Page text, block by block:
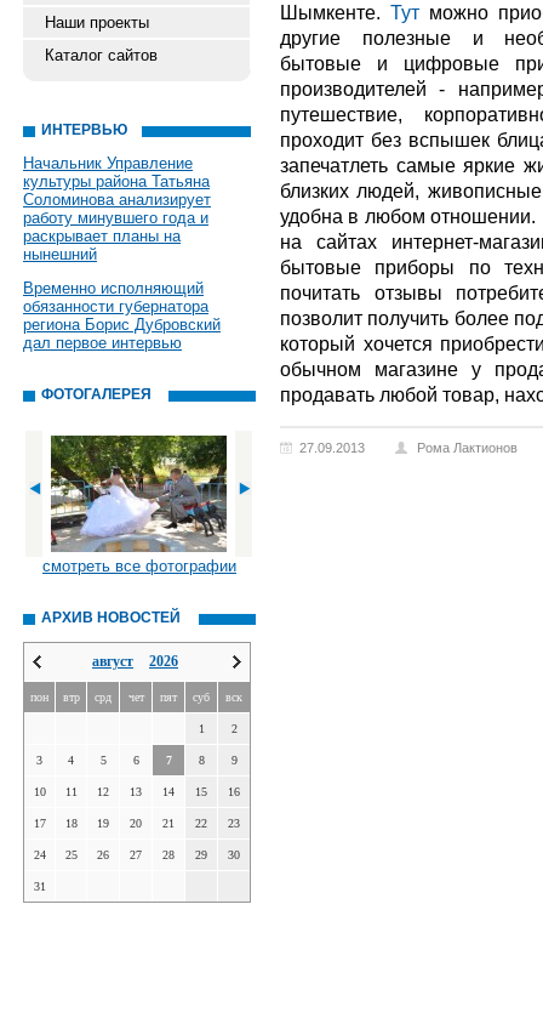
Наши проекты
Каталог сайтов
ИНТЕРВЬЮ
Начальник Управление
культуры района Татьяна
Соломинова анализирует
работу минувшего года и
раскрывает планы на
нынешний
Временно исполняющий
обязанности губернатора
региона Борис Дубровский
дал первое интервью
ФОТОГАЛЕРЕЯ
смотреть все фотографии
АРХИВ НОВОСТЕЙ
август 2026
пон втр срд чет пят суб вск
1 2
3 4 5 6 7 8 9
10 11 12 13 14 15 16
17 18 19 20 21 22 23
24 25 26 27 28 29 30
31
Шымкенте. Тут можно
другие полезные и
бытовые и цифровые
производителей -
путешествие,
проходит без вспышек
запечатлеть самые яркие
близких людей,
удобна в любом отношении.
на сайтах интернет-
бытовые приборы по
почитать отзывы
позволит получить более
который хочется
обычном магазине у
продавать любой товар,
27.09.2013 Рома Лактионов